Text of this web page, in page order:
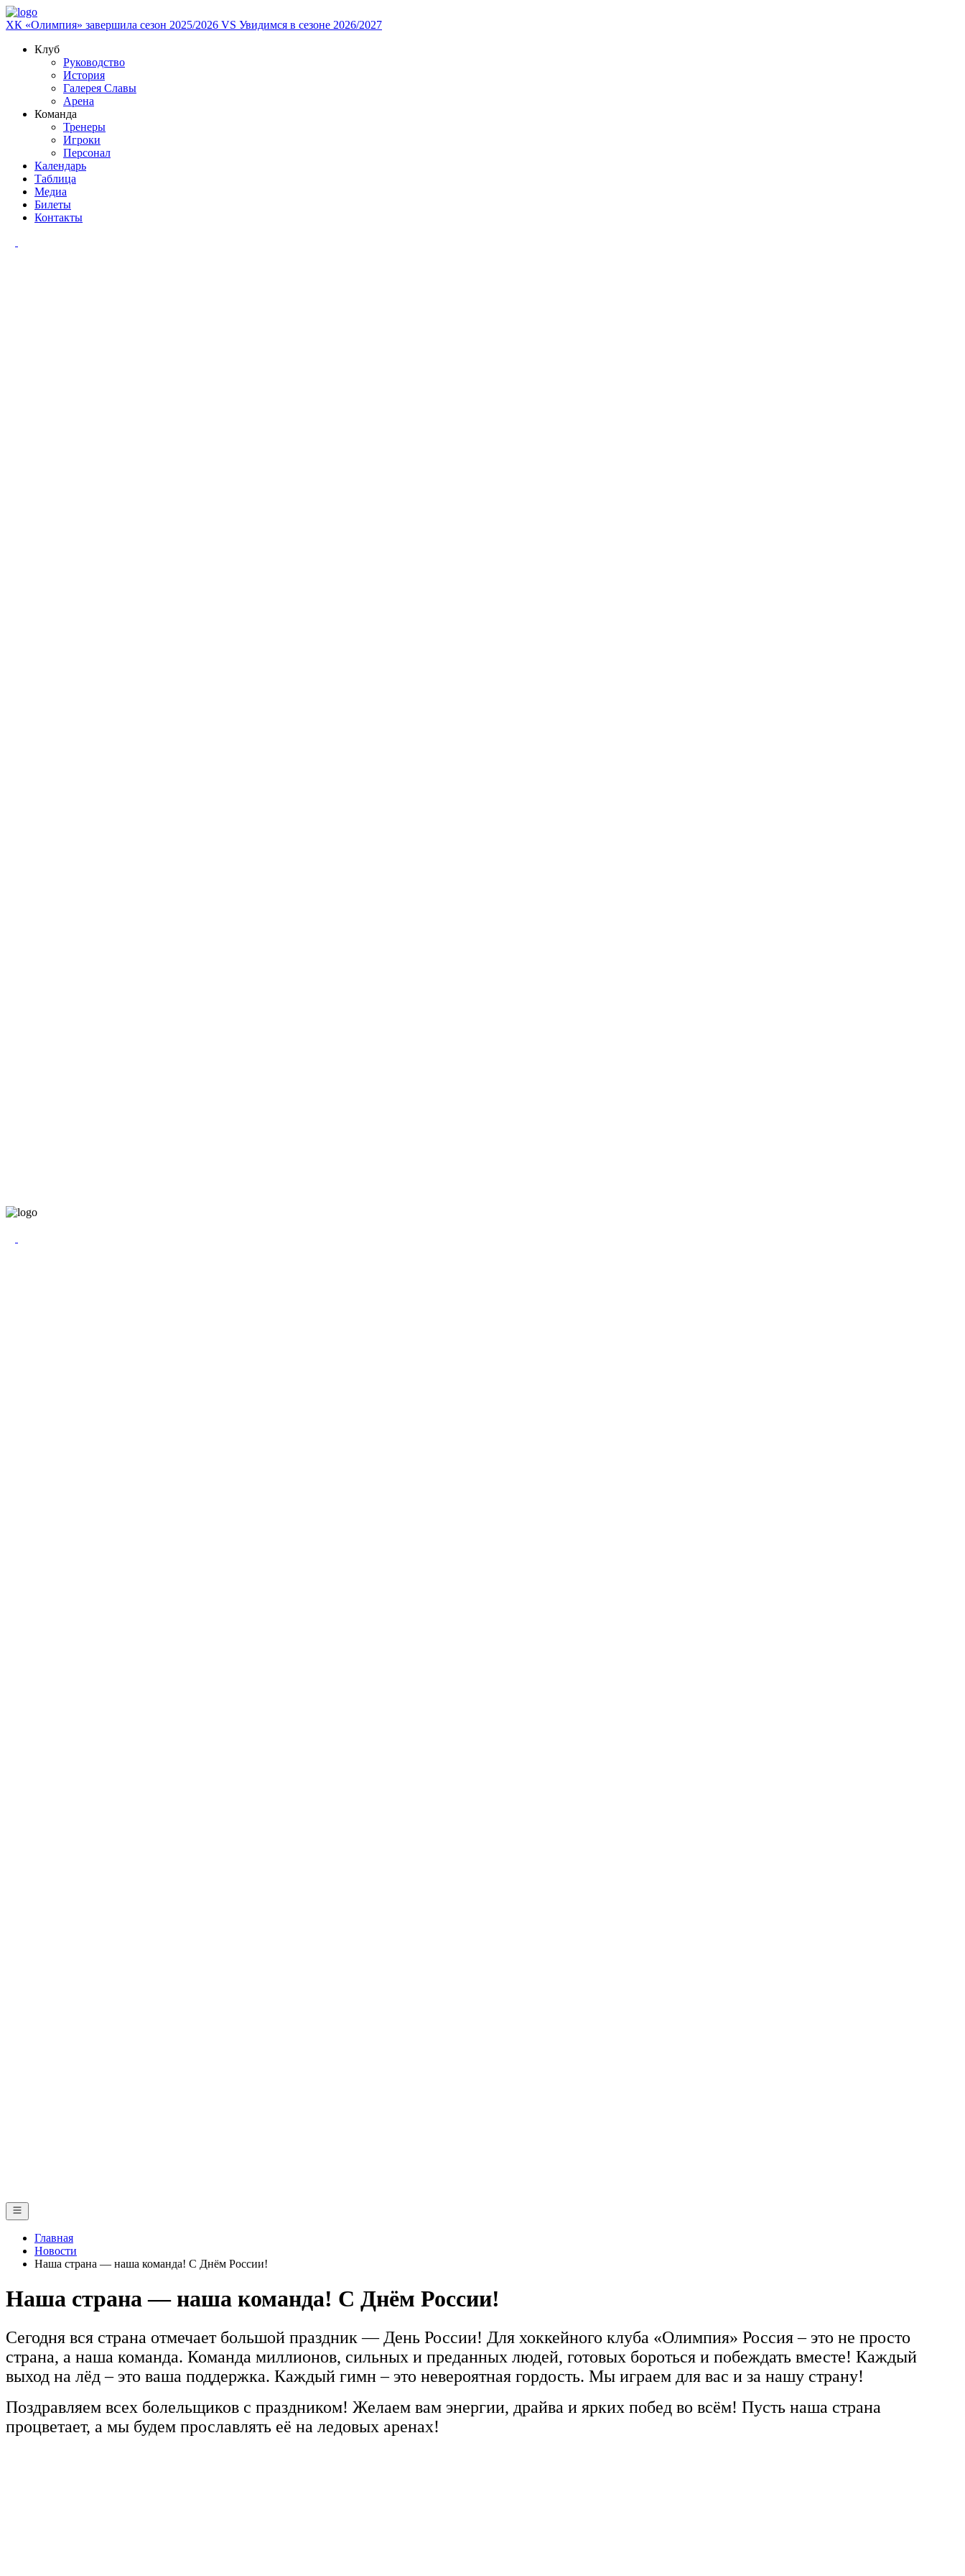
ХК «Олимпия» завершила сезон 2025/2026 VS Увидимся в сезоне 2026/2027
Клуб
Руководство
История
Галерея Славы
Арена
Команда
Тренеры
Игроки
Персонал
Календарь
Таблица
Медиа
Билеты
Контакты
Главная
Новости
Наша страна — наша команда! С Днём России!
Наша страна — наша команда! С Днём России!
Сегодня вся страна отмечает большой праздник — День России! Для хоккейного клуба «Олимпия» Россия – это не просто
страна, а наша команда. Команда миллионов, сильных и преданных людей, готовых бороться и побеждать вместе! Каждый
выход на лёд – это ваша поддержка. Каждый гимн – это невероятная гордость. Мы играем для вас и за нашу страну!
Поздравляем всех болельщиков с праздником! Желаем вам энергии, драйва и ярких побед во всём! Пусть наша страна
процветает, а мы будем прославлять её на ледовых аренах!